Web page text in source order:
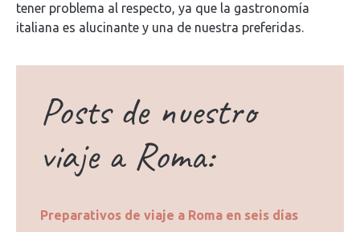
tener problema al respecto, ya que la gastronomía
italiana es alucinante y una de nuestra preferidas.
Posts de nuestro
viaje a Roma:
Preparativos de viaje a Roma en seis días